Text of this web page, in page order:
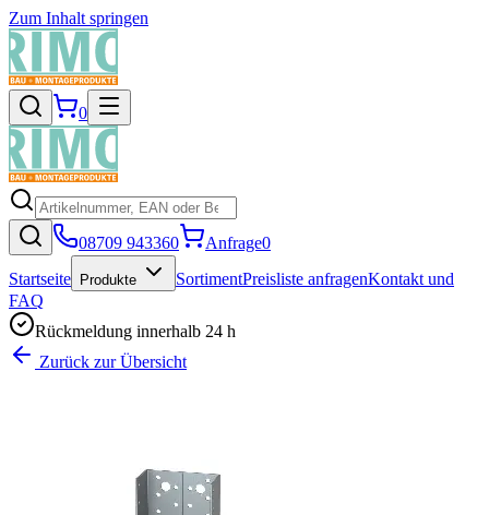
Zum Inhalt springen
0
08709 943360 Anfrage0
Startseite
Produkte SortimentPreisliste anfragenKontakt und
FAQ
Rückmeldung innerhalb 24 h
Zurück zur Übersicht